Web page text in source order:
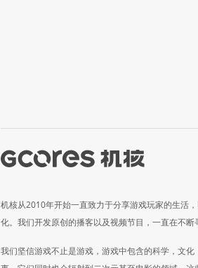
机核从2010年开始一直致力于分享游戏玩家的生活
化。我们开发原创的播客以及视频节目，一直在不断
我们坚信游戏不止是游戏，游戏中包含的科学，文